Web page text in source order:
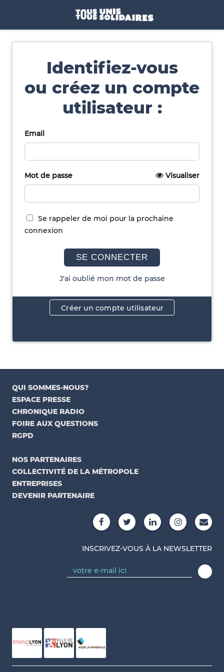
Identifiez-vous
ou créez un compte
utilisateur :
Email
Mot de passe Visualiser
Se rappeler de moi pour la prochaine
connexion
SE CONNECTER
J'ai oublié mon mot de passe
Créer un compte utilisateur
QUI SOMMES-NOUS?
ESPACE PRESSE
CHRONIQUE RADIO
FOIRE AUX QUESTIONS
RGPD
NOS PARTENAIRES
COLLECTIVITÉ DE LA MÉTROPOLE
ENTREPRISES
DEVENIR PARTENAIRE
INSCRIVEZ-VOUS À LA NEWSLETTER